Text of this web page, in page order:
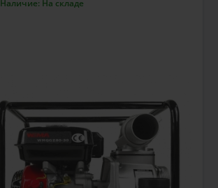
В корзину
Наличие: На складе